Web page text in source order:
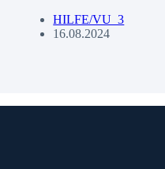
HILFE/VU_3
16.08.2024